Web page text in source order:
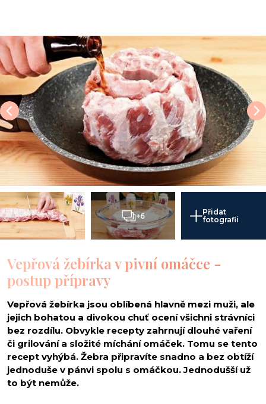
+6
Přidat
fotografii
Vepřová žebírka v pivní omáčce -
postup přípravy
Vepřová žebírka jsou oblíbená hlavně mezi muži, ale
jejich bohatou a divokou chuť ocení všichni strávníci
bez rozdílu. Obvykle recepty zahrnují dlouhé vaření
či grilování a složité míchání omáček. Tomu se tento
recept vyhýbá. Žebra připravíte snadno a bez obtíží
jednoduše v pánvi spolu s omáčkou. Jednodušší už
to být nemůže.